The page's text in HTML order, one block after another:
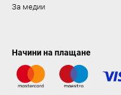
За медии
Начини на плащане